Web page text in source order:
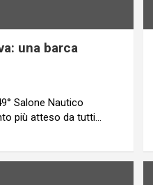
una barca
Salone Nautico
più atteso da tutti…